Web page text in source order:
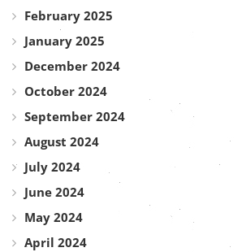
February 2025
January 2025
December 2024
October 2024
September 2024
August 2024
July 2024
June 2024
May 2024
April 2024